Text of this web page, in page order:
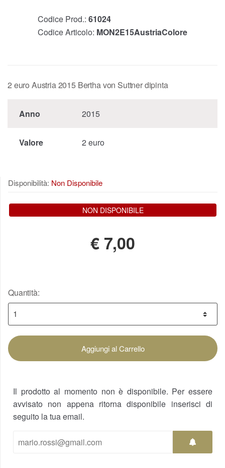
Codice Prod.: 61024
Codice Articolo: MON2E15AustriaColore
2 euro Austria 2015 Bertha von Suttner dipinta
Anno 2015
Valore 2 euro
Disponibilità: Non Disponibile
NON DISPONIBILE
€ 7,00
Quantità:
Aggiungi al Carrello
Il prodotto al momento non è disponibile. Per essere
avvisato non appena ritorna disponibile inserisci di
seguito la tua email.